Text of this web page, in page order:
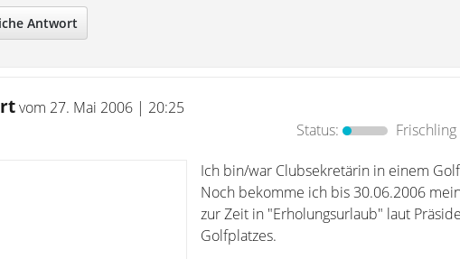
e Antwort
vom 27. Mai 2006 | 20:25
Status:
Frischling
Ich bin/war Clubsekretärin in einem
Noch bekomme ich bis 30.06.2006
zur Zeit in "Erholungsurlaub" laut
Golfplatzes.